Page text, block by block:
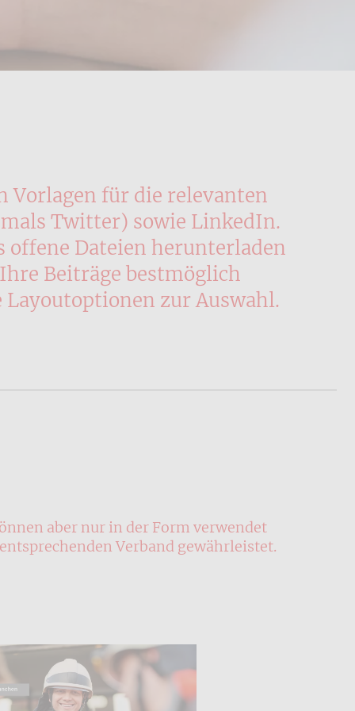
für die relevanten
Twitter) sowie LinkedIn.
offene Dateien herunterladen
Beiträge bestmöglich
zur Auswahl.
aber nur in der Form verwendet
Verband gewährleistet.